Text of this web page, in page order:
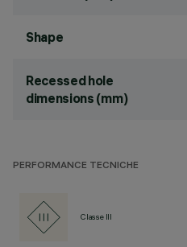
Shape
Recessed hole
dimensions (mm)
PERFORMANCE TECNICHE
Classe III